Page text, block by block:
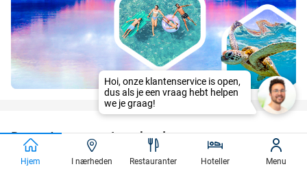
36%
favorite_border
Dagentree voor Apenheul
Apenheul 9.4star
Hjem I nærheden Restauranter Hoteller Menu
Hoi, onze klantenservice is open,
dus als je een vraag hebt helpen
we je graag!